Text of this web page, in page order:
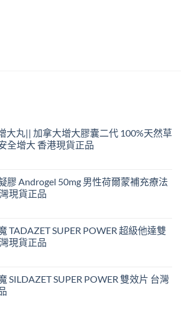
大丸|| 加拿大增大膠囊二代 100%天然草
全增大 香港現貨正品
膠 Androgel 50mg 男性荷爾蒙補充療法
現貨正品
TADAZET SUPER POWER 超級他達雙
現貨正品
SILDAZET SUPER POWER 雙效片 台灣